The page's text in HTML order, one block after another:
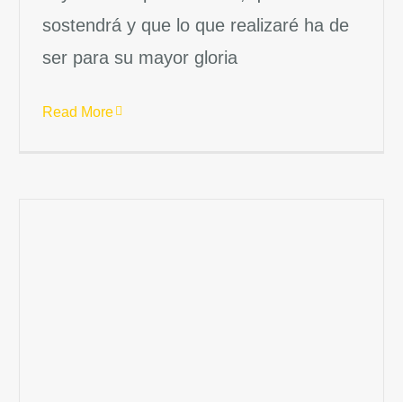
sostendrá y que lo que realizaré ha de
ser para su mayor gloria
Read More